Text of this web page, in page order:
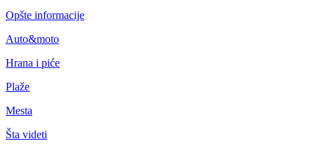
Opšte informacije
Auto&moto
Hrana i piće
Plaže
Mesta
Šta videti